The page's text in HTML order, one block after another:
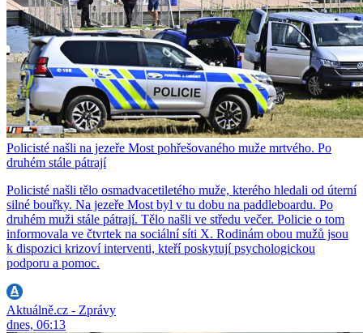
Policisté našli na jezeře Most pohřešovaného muže mrtvého. Po
druhém stále pátrají
Policisté našli tělo osmadvacetiletého muže, kterého hledali od úterní
silné bouřky. Na jezeře Most byl v tu dobu na paddleboardu. Po
druhém muži stále pátrají. Tělo našli ve středu večer. Policie o tom
informovala ve čtvrtek na sociální síti X. Rodinám obou mužů jsou
k dispozici krizoví interventi, kteří poskytují psychologickou
podporu a pomoc.
Aktuálně.cz - Zprávy
dnes, 06:13